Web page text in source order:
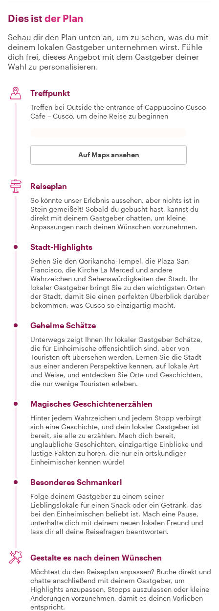
Dies ist der Plan
Schau dir den Plan unten an, um zu sehen, was du mit
deinem lokalen Gastgeber unternehmen wirst. Fühle
dich frei, dieses Angebot mit dem Gastgeber deiner
Wahl zu personalisieren.
Treffpunkt
Treffen bei Outside the entrance of Cappuccino Cusco
Cafe – Cusco, um deine Reise zu beginnen
Auf Maps ansehen
Reiseplan
So könnte unser Erlebnis aussehen, aber nichts ist in
Stein gemeißelt! Sobald du gebucht hast, kannst du
direkt mit deinem Gastgeber chatten, um kleine
Anpassungen nach deinen Wünschen vorzunehmen.
Stadt-Highlights
Sehen Sie den Qorikancha-Tempel, die Plaza San
Francisco, die Kirche La Merced und andere
Wahrzeichen und Sehenswürdigkeiten der Stadt. Ihr
lokaler Gastgeber bringt Sie zu den wichtigsten Orten
der Stadt, damit Sie einen perfekten Überblick darüber
bekommen, was Cusco so einzigartig macht.
Geheime Schätze
Unterwegs zeigt Ihnen Ihr lokaler Gastgeber Schätze,
die für Einheimische offensichtlich sind, aber von
Touristen oft übersehen werden. Lernen Sie die Stadt
aus einer anderen Perspektive kennen, auf lokale Art
und Weise, und entdecken Sie Orte und Geschichten,
die nur wenige Touristen erleben.
Magisches Geschichtenerzählen
Hinter jedem Wahrzeichen und jedem Stopp verbirgt
sich eine Geschichte, und dein lokaler Gastgeber ist
bereit, sie alle zu erzählen. Mach dich bereit,
unglaubliche Geschichten, einzigartige Einblicke und
lustige Fakten zu hören, die nur ein ortskundiger
Einheimischer kennen würde!
Besonderes Schmankerl
Folge deinem Gastgeber zu einem seiner
Lieblingslokale für einen Snack oder ein Getränk, das
bei den Einheimischen beliebt ist. Mach eine Pause,
unterhalte dich mit deinem neuen lokalen Freund und
lass dir all deine Reisefragen beantworten.
Gestalte es nach deinen Wünschen
Möchtest du den Reiseplan anpassen? Buche direkt und
chatte anschließend mit deinem Gastgeber, um
Highlights anzupassen, Stopps auszulassen oder kleine
Änderungen vorzunehmen, damit es deinen Vorlieben
entspricht.